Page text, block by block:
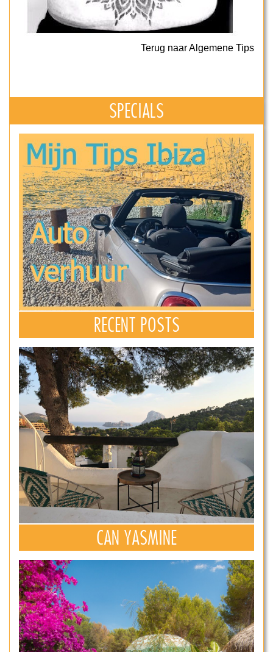
Terug naar Algemene Tips
SPECIALS
RECENT POSTS
CAN YASMINE